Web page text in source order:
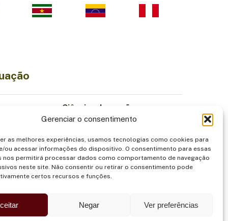
Gerenciar o consentimento
as melhores experiências, usamos tecnologias como cookies para
ou acessar informações do dispositivo. O consentimento para essas
nos permitirá processar dados como comportamento de navegação
neste site. Não consentir ou retirar o consentimento pode
certos recursos e funções.
Negar Ver preferências
Ciência e Inovação
Economia Sustentável
Institucionalidade
Povos Indígenas
Segurança